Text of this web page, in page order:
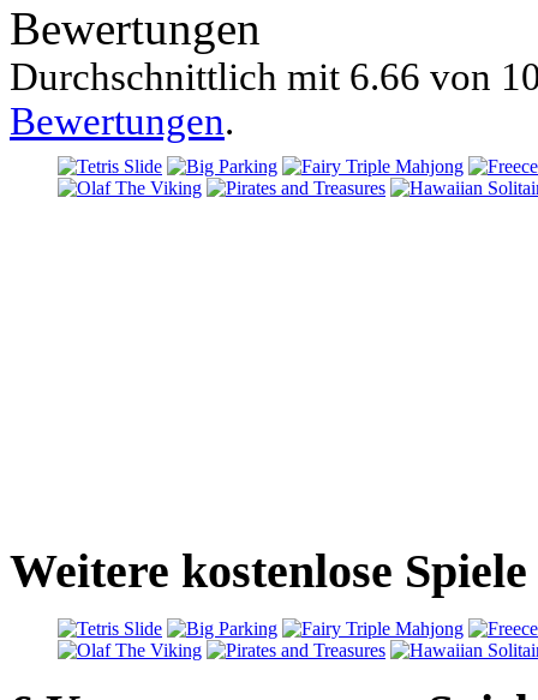
Bewertungen
Durchschnittlich mit 6.66 von
Bewertungen.
Weitere kostenlose